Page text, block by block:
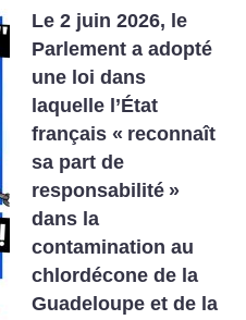
Le 2 juin 2026, le
Parlement a adopté
une loi dans
laquelle l’État
français « reconnaît
sa part de
responsabilité »
dans la
contamination au
chlordécone de la
Guadeloupe et de la